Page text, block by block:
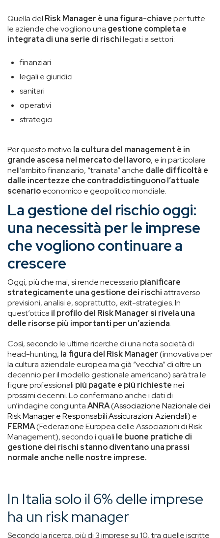
Quella del Risk Manager è una figura-chiaveper tutte
le aziende che vogliono una gestione completa e
integrata di una serie di rischilegati a settori:
finanziari
legali e giuridici
sanitari
operativi
strategici
Per questo motivo la cultura del management è in
grande ascesa nel mercato del lavoro, e in particolare
nell’ambito finanziario, “trainata” anche dalle difficoltà e
dalle incertezze che contraddistinguono l’attuale
scenarioeconomico e geopolitico mondiale.
La gestione del rischio oggi:
una necessità per le imprese
che vogliono continuare a
crescere
Oggi, più che mai, si rende necessario pianificare
strategicamente una gestione dei rischiattraverso
previsioni, analisi e, soprattutto, exit-strategies. In
quest’ottica il profilo del Risk Manager si rivela una
delle risorse più importanti per un’azienda.
Così, secondo le ultime ricerche di una nota società di
head-hunting, la figura del Risk Manager(innovativa per
la cultura aziendale europea ma già “vecchia” di oltre un
decennio per il modello gestionale americano) sarà tra le
figure professionali più pagate e più richiestenei
prossimi decenni. Lo confermano anche i dati di
un’indagine congiuntaANRA(Associazione Nazionale dei
Risk Manager e Responsabili Assicurazioni Aziendali) e
FERMA(Federazione Europea delle Associazioni di Risk
Management), secondo i quali le buone pratiche di
gestione dei rischi stanno diventano una prassi
normale anche nelle nostre imprese.
In Italia solo il 6% delle imprese
ha un risk manager
Secondo la ricerca, più di 3 imprese su 10, tra quelle iscritte